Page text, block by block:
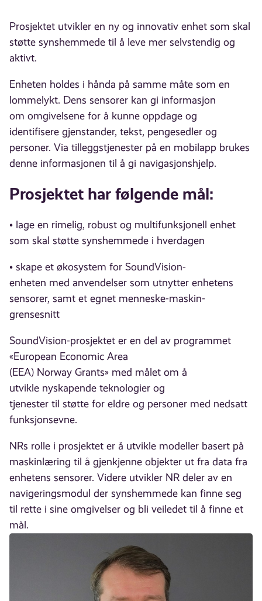
Prosjektet utvikler en ny og innovativ enhet som skal
støtte synshemmede til å leve mer selvstendig og
aktivt.
Enheten holdes i hånda på samme måte som en
lommelykt. Dens sensorer kan gi informasjon
om omgivelsene for å kunne oppdage og
identifisere gjenstander, tekst, pengesedler og
personer. Via tilleggstjenester på en mobilapp brukes
denne informasjonen til å gi navigasjonshjelp.
Prosjektet har følgende mål:
• lage en rimelig, robust og multifunksjonell enhet
som skal støtte synshemmede i hverdagen
• skape et økosystem for SoundVision-
enheten med anvendelser som utnytter enhetens
sensorer, samt et egnet menneske-maskin-
grensesnitt
SoundVision-prosjektet er en del av programmet
«European Economic Area
(EEA) Norway Grants» med målet om å
utvikle nyskapende teknologier og
tjenester til støtte for eldre og personer med nedsatt
funksjonsevne.
NRs rolle i prosjektet er å utvikle modeller basert på
maskinlæring til å gjenkjenne objekter ut fra data fra
enhetens sensorer. Videre utvikler NR deler av en
navigeringsmodul der synshemmede kan finne seg
til rette i sine omgivelser og bli veiledet til å finne et
mål.